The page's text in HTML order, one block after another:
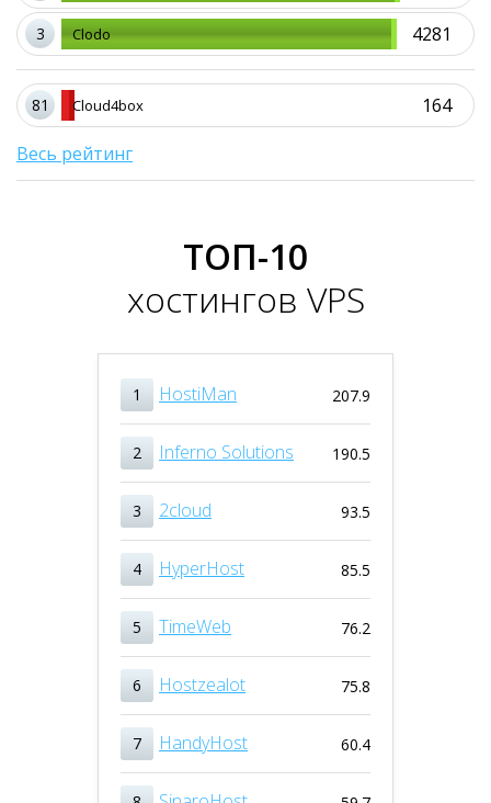
3 4281
Clodo
81 164
Cloud4box
Весь рейтинг
ТОП-10
хостингов VPS
207.9
1 HostiMan
190.5
2 Inferno Solutions
93.5
3 2cloud
85.5
4 HyperHost
76.2
5 TimeWeb
75.8
6 Hostzealot
60.4
7 HandyHost